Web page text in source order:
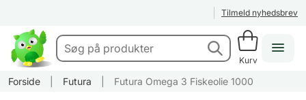
Tilmeld nyhedsbrev
Kurv
Forside Futura Futura Omega 3 Fiskeolie 1000